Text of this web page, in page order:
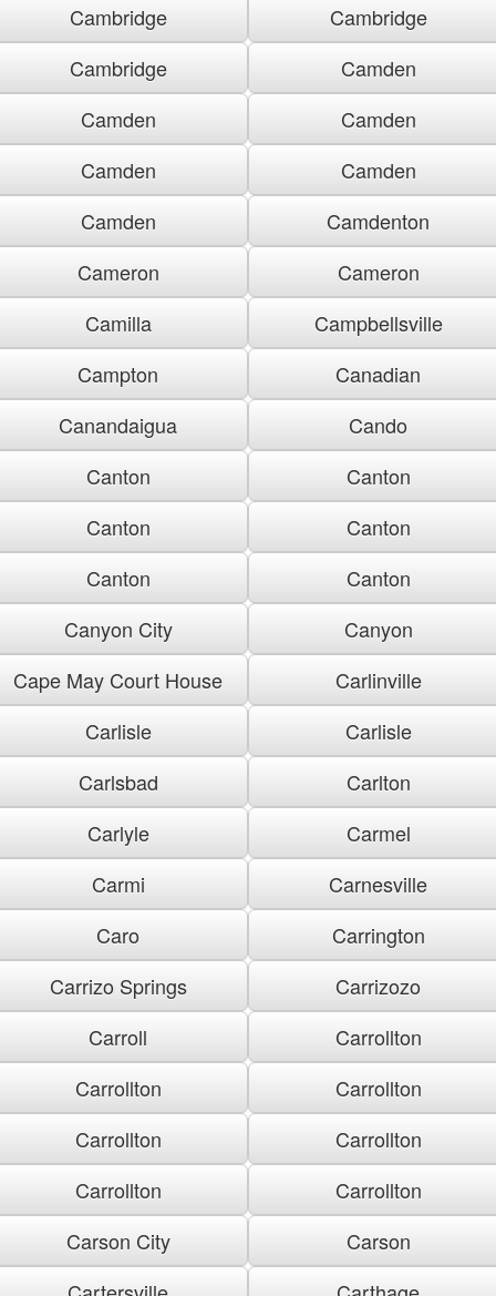
Cambridge
Cambridge
Cambridge
Camden
Camden
Camden
Camden
Camden
Camden
Camdenton
Cameron
Cameron
Camilla
Campbellsville
Campton
Canadian
Canandaigua
Cando
Canton
Canton
Canton
Canton
Canton
Canton
Canyon City
Canyon
Cape May Court House
Carlinville
Carlisle
Carlisle
Carlsbad
Carlton
Carlyle
Carmel
Carmi
Carnesville
Caro
Carrington
Carrizo Springs
Carrizozo
Carroll
Carrollton
Carrollton
Carrollton
Carrollton
Carrollton
Carrollton
Carrollton
Carson City
Carson